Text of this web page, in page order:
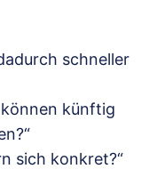
schneller
können künftig
sich konkret?“